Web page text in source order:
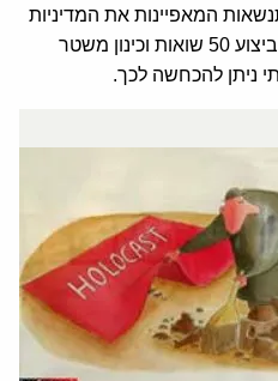
המאפיינות את המדיניות
הציונית כלפי הפלסטינים, כולל ביצוע 50 שואות וכינון משטר
ניתן להכחשה לכך.
הפלסטינים הם הקורבנות
כמי שסובלים את
הישראליים נגדם, וכל עוד
העוול שנעשה להם, למשל על
בתודעה העולמית את סבלם
במסיבת העיתונאים
באופן אינטנסיבי
הישראלית בפלסטינים
הפליטים ואפילו כלפי ערביי